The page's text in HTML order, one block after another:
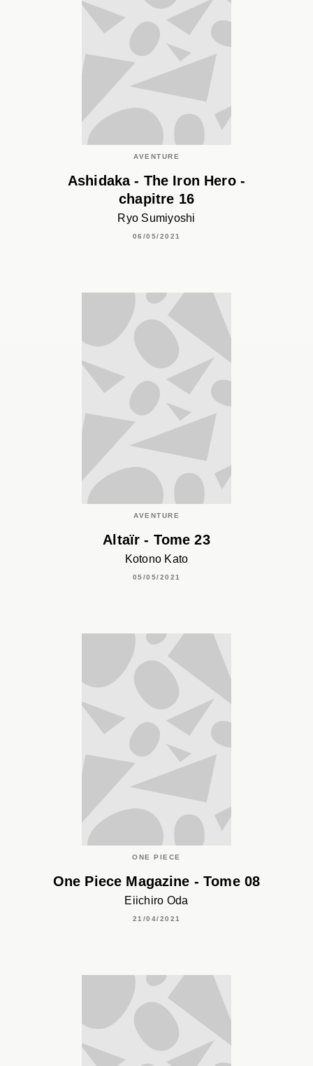
AVENTURE
Ashidaka - The Iron Hero -
chapitre 16
Ryo Sumiyoshi
06/05/2021
AVENTURE
Altaïr - Tome 23
Kotono Kato
05/05/2021
ONE PIECE
One Piece Magazine - Tome 08
Eiichiro Oda
21/04/2021